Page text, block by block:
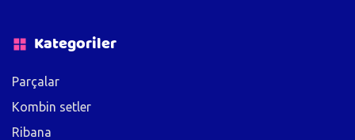
Kategoriler
Parçalar
Kombin setler
Ribana